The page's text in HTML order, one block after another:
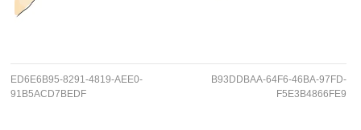
ED6E6B95-8291-4819-AEE0-
91B5ACD7BEDF
B93DDBAA-64F6-46BA-97FD-
F5E3B4866FE9